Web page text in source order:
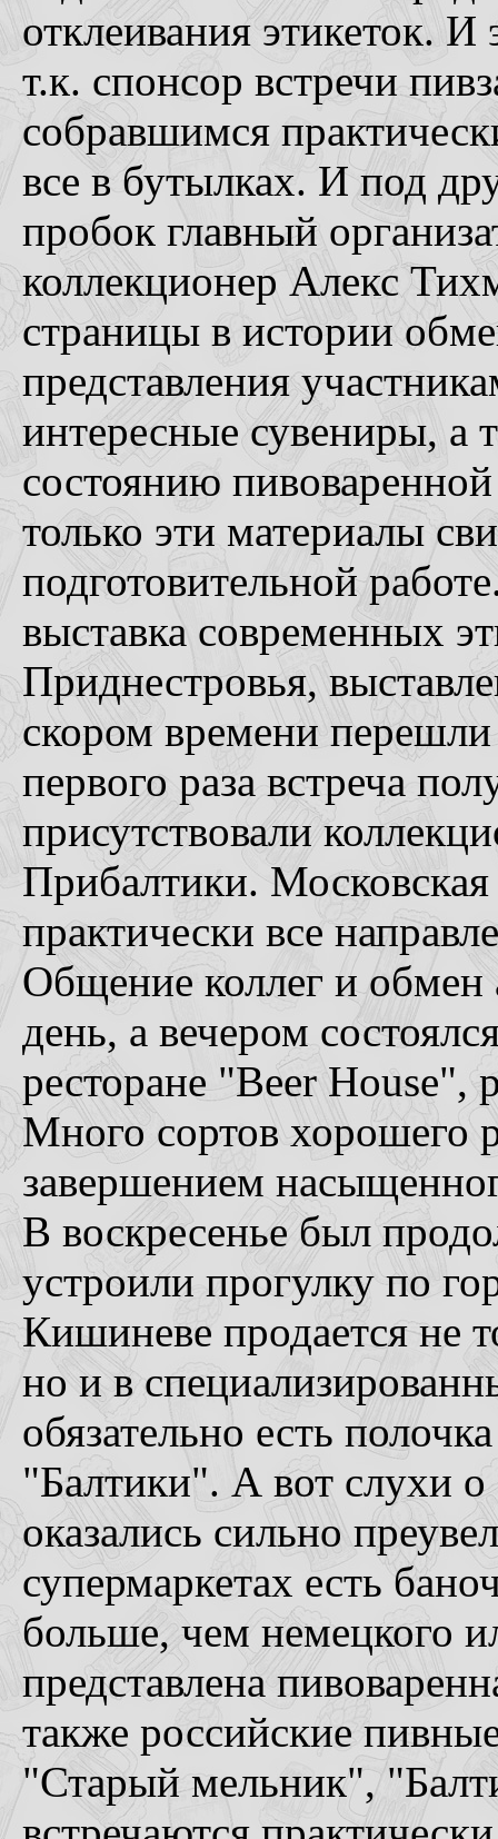
отклеивания этикеток. И
т.к. спонсор встречи
собравшимся
все в бутылках. И под
пробок главный
коллекционер Алекс
страницы в истории
представления
интересные сувениры, а
состоянию
только эти материалы
подготовительной
выставка современных
Приднестровья,
скором времени
первого раза встреча
присутствовали
Прибалтики. Московская
практически все
Общение коллег и обмен
день, а вечером
ресторане "Beer House",
Много сортов хорошего
завершением
В воскресенье был
устроили прогулку по
Кишиневе продается не
но и в
обязательно есть
"Балтики". А вот слухи
оказались сильно
супермаркетах есть
больше, чем немецкого
представлена
также российские
"Старый мельник",